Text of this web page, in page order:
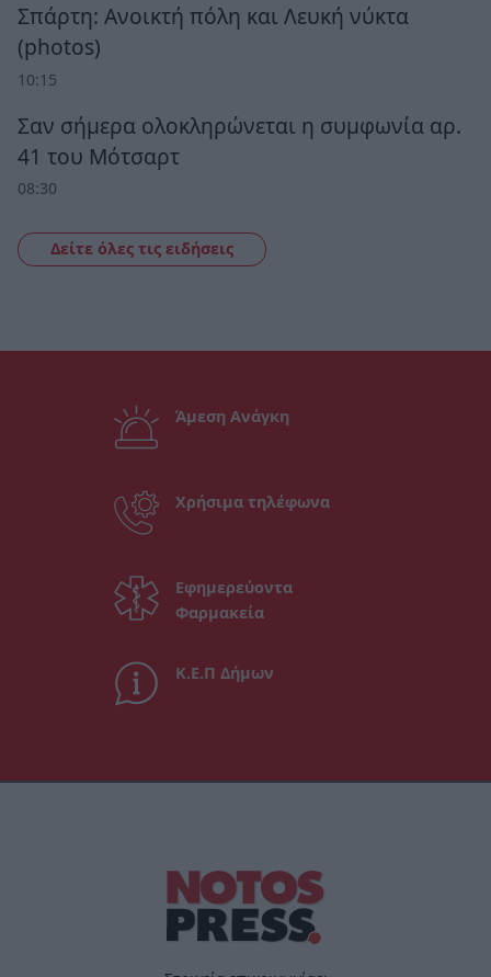
Σπάρτη: Ανοικτή πόλη και Λευκή νύκτα
(photos)
10:15
Σαν σήμερα ολοκληρώνεται η συμφωνία αρ.
41 του Μότσαρτ
08:30
Δείτε όλες τις ειδήσεις
Άμεση Ανάγκη
Χρήσιμα τηλέφωνα
Εφημερεύοντα
Φαρμακεία
Κ.Ε.Π Δήμων